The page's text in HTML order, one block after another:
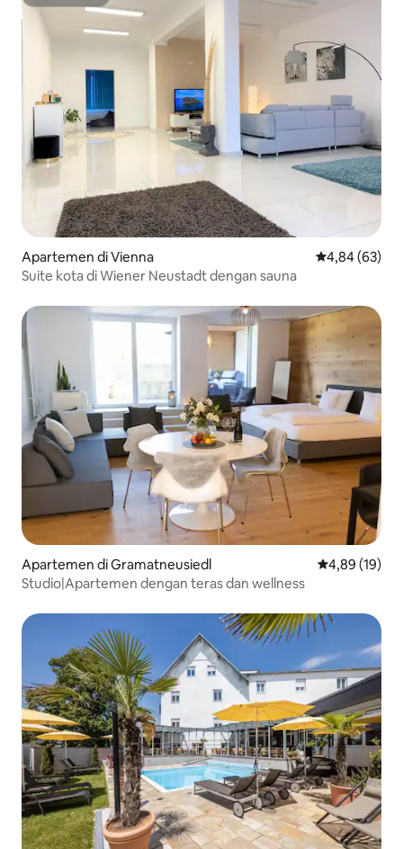
Apartemen di Vienna Nilai rata-rata
4,84 (63)
Suite kota di Wiener Neustadt dengan sauna
Apartemen di Gramatneusiedl Nilai rata-rata
4,89 (19)
Studio|Apartemen dengan teras dan wellness